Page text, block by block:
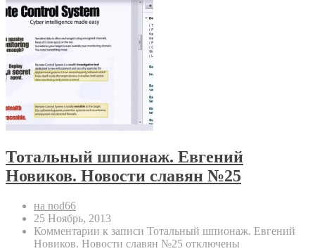
Тотальный шпионаж. Евгений
Новиков. Новости славян №25
на nod66
25 Ноябрь, 2013
Комментарии к записи Тотальный шпионаж. Евгений
Новиков. Новости славян №25 отключены